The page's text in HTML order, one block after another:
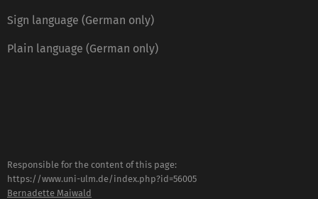
Sign language (German only)
Plain language (German only)
Responsible for the content of this page:
https://www.uni-ulm.de/index.php?id=56005
Bernadette Maiwald